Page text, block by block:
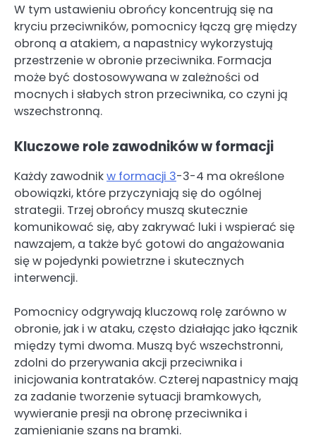
W tym ustawieniu obrońcy koncentrują się na
kryciu przeciwników, pomocnicy łączą grę między
obroną a atakiem, a napastnicy wykorzystują
przestrzenie w obronie przeciwnika. Formacja
może być dostosowywana w zależności od
mocnych i słabych stron przeciwnika, co czyni ją
wszechstronną.
Kluczowe role zawodników w formacji
Każdy zawodnikw formacji 3-3-4 ma określone
obowiązki, które przyczyniają się do ogólnej
strategii. Trzej obrońcy muszą skutecznie
komunikować się, aby zakrywać luki i wspierać się
nawzajem, a także być gotowi do angażowania
się w pojedynki powietrzne i skutecznych
interwencji.
Pomocnicy odgrywają kluczową rolę zarówno w
obronie, jak i w ataku, często działając jako łącznik
między tymi dwoma. Muszą być wszechstronni,
zdolni do przerywania akcji przeciwnika i
inicjowania kontrataków. Czterej napastnicy mają
za zadanie tworzenie sytuacji bramkowych,
wywieranie presji na obronę przeciwnika i
zamienianie szans na bramki.